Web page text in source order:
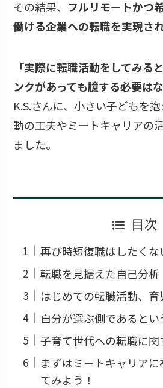
その結果、 フルリモートかつ
働ける企業への転職を実現さ
「実際に転職活動をしてみる
ンクがあっても臆する必要はな
K.S.さんに、小さい子どもを
動の工夫やミートキャリアの
ました。
目次
再び時短復職はしたく
転職を見据えた自己分析
はじめての転職活動、
自分が選ぶ側であると
子育て世代への転職に関
まずはミートキャリア
てみよう！